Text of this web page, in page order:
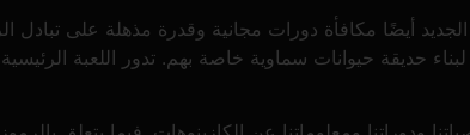
أيضًا مكافأة دورات مجانية وقدرة مذهلة على تبادل
حديقة حيوانات سماوية خاصة بهم. تدور اللعبة